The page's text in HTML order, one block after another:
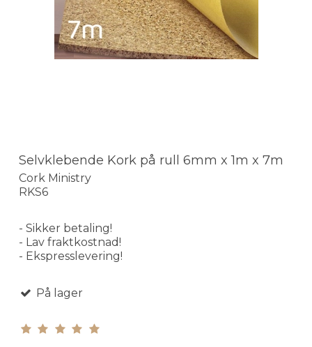
Selvklebende Kork på rull 6mm x 1m x 7m
Cork Ministry
RKS6
- Sikker betaling!
- Lav fraktkostnad!
- Ekspresslevering!
På lager